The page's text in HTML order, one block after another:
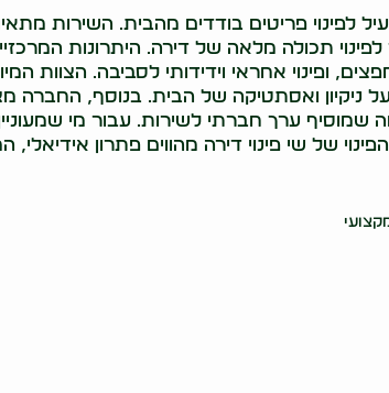
לפינוי פריטים בודדים מהבית. השירות
תכולה מלאה של דירה. היתרונות
ופינוי אחראי וידידותי לסביבה. הצוות
על ניקיון ואסתטיקה של הבית. בנוסף, החברה
ערך חברתי לשירות. עבור מי
של שי פינוי דירה מהווים פתרון אידיאלי,